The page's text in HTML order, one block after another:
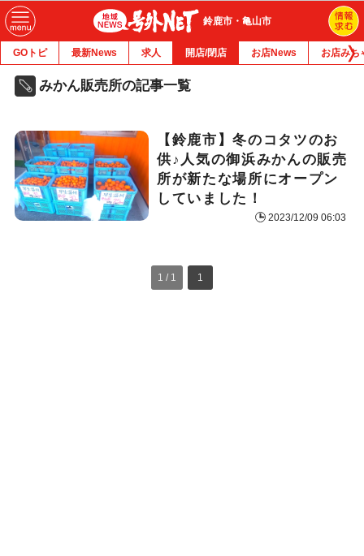
鈴鹿市・亀山市
GOトピ 最新News 求人 開店/閉店 お店News お店みち
みかん販売所の記事一覧
【鈴鹿市】冬のコタツのお
供♪人気の御浜みかんの販売
所が新たな場所にオープン
していました！
2023/12/09 06:03
1 / 1 1